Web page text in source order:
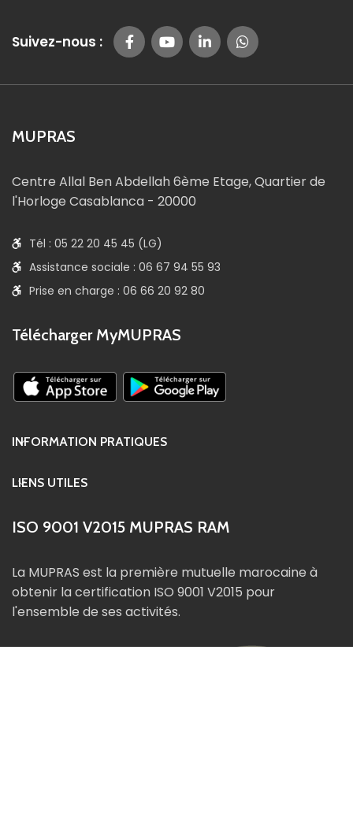
Suivez-nous :
MUPRAS
Centre Allal Ben Abdellah 6ème Etage, Quartier de
l'Horloge Casablanca - 20000
Tél : 05 22 20 45 45 (LG)
Assistance sociale : 06 67 94 55 93
Prise en charge : 06 66 20 92 80
Télécharger MyMUPRAS
INFORMATION PRATIQUES
LIENS UTILES
ISO 9001 V2015 MUPRAS RAM
La MUPRAS est la première mutuelle marocaine à
obtenir la certification ISO 9001 V2015 pour
l'ensemble de ses activités.